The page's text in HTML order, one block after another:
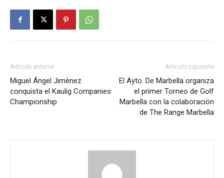
Artículo anterior
Miguel Ángel Jiménez
conquista el Kaulig Companies
Championship
Artículo siguiente
El Ayto. De Marbella organiza
el primer Torneo de Golf
Marbella con la colaboración
de The Range Marbella